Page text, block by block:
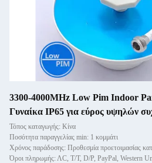
3300-4000MHz Low Pim Indoor
Γυναίκα IP65 για εύρος υψηλών
Τόπος καταγωγής: Κίνα
Ποσότητα παραγγελίας min: 1 κομμάτι
Όροι πληρωμής: ΛC, T/T, D/P, PayPal, Western